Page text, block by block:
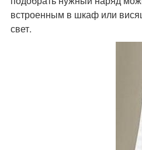
встроенным в шкаф или
свет.